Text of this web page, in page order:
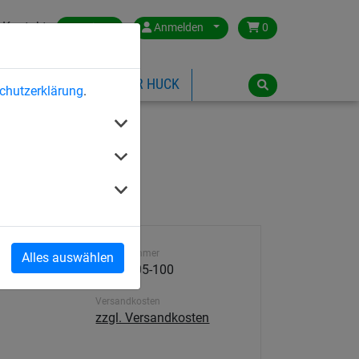
.
Alles auswählen
Kontakt Austria Anmelden 0
ÜBER HUCK
Artikelnummer
4930-005-100
Versandkosten
zzgl. Versandkosten